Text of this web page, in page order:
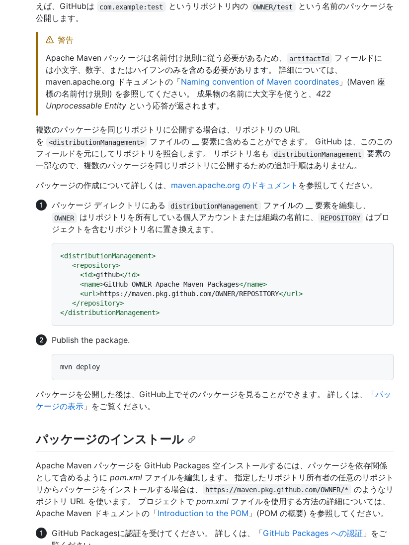
えば、GitHubは
com.example:test というリポジトリ内の OWNER/test
という名前のパッケージを
公開します。
警告
Apache Maven パッケージは名前付け規則に従う必要があるため、
artifactId
フィールドに
は小文字、数字、またはハイフンのみを含める必要があります。 詳細については、
maven.apache.org ドキュメントの「Naming convention of Maven coordinates 」(Maven 座
標の名前付け規則) を参照してください。 成果物の名前に大文字を使うと、 422
Unprocessable Entity という応答が返されます。
複数のパッケージを同じリポジトリに公開する場合は、リポジトリの URL
を
<distributionManagement>
ファイルの __ 要素に含めることができます。 GitHub は、このこの
フィールドを元にしてリポジトリを照合します。 リポジトリ名も
distributionManagement
要素の
一部なので、複数のパッケージを同じリポジトリに公開するための追加手順はありません。
パッケージの作成について詳しくは、 maven.apache.org のドキュメント を参照してください。
パッケージ ディレクトリにある
distributionManagement ファイルの __ 要素を編集し、
OWNER はリポジトリを所有している個人アカウントまたは組織の名前に、 REPOSITORY
はプロ
ジェクトを含むリポジトリ名に置き換えます。
<distributionManagement>
<repository>
<id>github</id>
<name>GitHub OWNER Apache Maven Packages</name>
<url>https://maven.pkg.github.com/OWNER/REPOSITORY</url>
</repository>
</distributionManagement>
Publish the package.
パッケージを公開した後は、GitHub上でそのパッケージを見ることができます。 詳しくは、「パッ
ケージの表示 」をご覧ください。
パッケージのインストール
Apache Maven パッケージを GitHub Packages 空インストールするには、パッケージを依存関係
として含めるように pom.xml ファイルを編集します。 指定したリポジトリ所有者の任意のリポジト
リからパッケージをインストールする場合は、
https://maven.pkg.github.com/OWNER/*
のようなリ
ポジトリ URL を使います。 プロジェクトで pom.xml ファイルを使用する方法の詳細については、
Apache Maven ドキュメントの「Introduction to the POM 」(POM の概要) を参照してください。
GitHub Packagesに認証を受けてください。 詳しくは、「GitHub Packages への認証 」をご